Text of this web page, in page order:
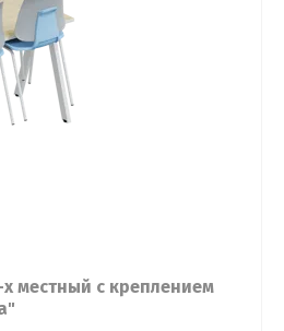
местный с креплением